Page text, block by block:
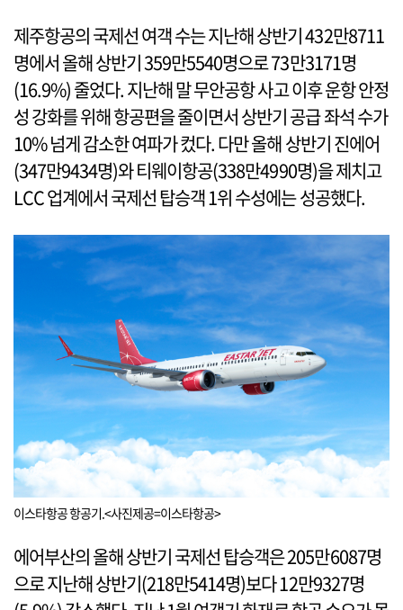
제주항공의 국제선 여객 수는 지난해 상반기 432만8711
명에서 올해 상반기 359만5540명으로 73만3171명
(16.9%) 줄었다. 지난해 말 무안공항 사고 이후 운항 안정
성 강화를 위해 항공편을 줄이면서 상반기 공급 좌석 수가
10% 넘게 감소한 여파가 컸다. 다만 올해 상반기 진에어
(347만9434명)와 티웨이항공(338만4990명)을 제치고
LCC 업계에서 국제선 탑승객 1위 수성에는 성공했다.
이스타항공 항공기.<사진제공=이스타항공>
에어부산의 올해 상반기 국제선 탑승객은 205만6087명
으로 지난해 상반기(218만5414명)보다 12만9327명